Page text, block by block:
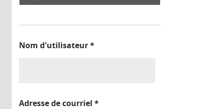
Nom d'utilisateur*
Adresse de courriel *